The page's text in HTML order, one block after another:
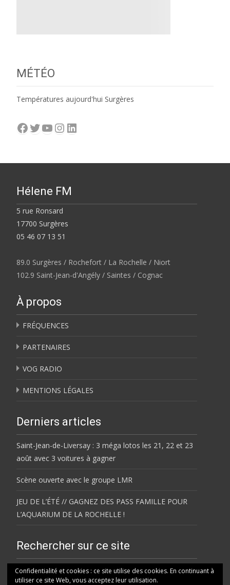
MÉTÉO
Températures aujourd'hui Surgères
Facebook
Twitter
YouTube
Instagram
LinkedIn
Hélene FM
5 rue Ronsard
17700 Surgères
05 46 07 13 51
89.0 Surgères / Rochefort / La Rochelle / Niort
102.9 Saint-Jean-d'Angély / Saintes / Cognac
À propos
FRÉQUENCES
PARTENAIRES
VOG RADIO
MENTIONS LÉGALES
Derniers articles
Saint-Jean-de-Liversay : 3 méga lotos les 21, 22 et 23
août avec 3 voitures à gagner
Scène ouverte avec le groupe LMR
JEU DE L’ÉTÉ // GAGNEZ DES PASS FAMILLE POUR
L’AQUARIUM DE LA ROCHELLE !
Rechercher sur ce site
Rechercher
Confidentialité et cookies : ce site utilise des cookies. En continuant à
utiliser ce site Web, vous acceptez leur utilisation.